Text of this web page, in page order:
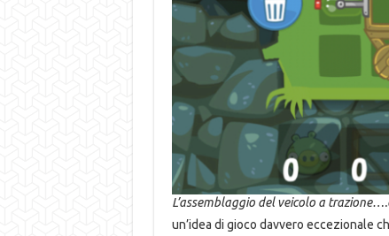
L’assemblaggio del veicolo a
un’idea di gioco davvero eccezionale